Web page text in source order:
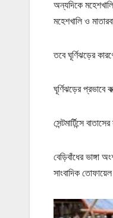
অন্যদিকে
মহেশখালি ও
তবে ঘূর্ণিঝড়ের
ঘূর্ণিঝড়ের প্রভাবে
সেন্টমার্টিন্সে
বেড়িবাঁধের ভাঙ্গা
সাংবাদিক